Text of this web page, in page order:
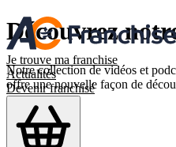
Je trouve ma franchise
Actualités
Devenir franchisé
Découvrez
Notre collection de vidéos et
offre une nouvelle façon de
Filtrer :